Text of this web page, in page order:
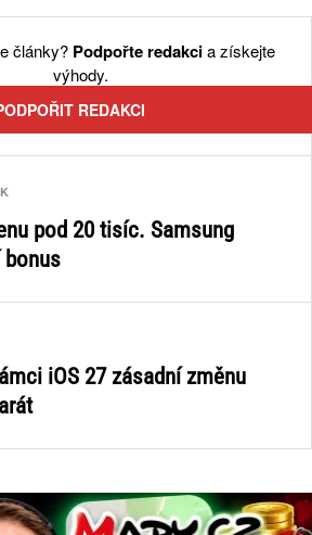
články? Podpořte redakcia získejte
výhody.
REDAKCI
pod 20 tisíc. Samsung
iOS 27 zásadní změnu